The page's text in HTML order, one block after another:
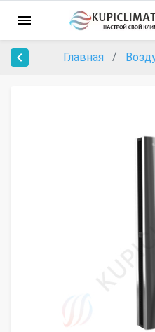
Главная